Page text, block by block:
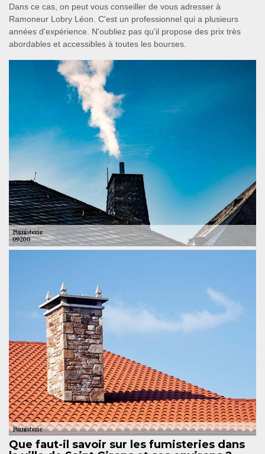
Dans ce cas, on peut vous conseiller de vous adresser à
Ramoneur Lobry Léon. C'est un professionnel qui a plusieurs
années d'expérience. N'oubliez pas qu'il propose des prix très
abordables et accessibles à toutes les bourses.
Que faut-il savoir sur les fumisteries dans